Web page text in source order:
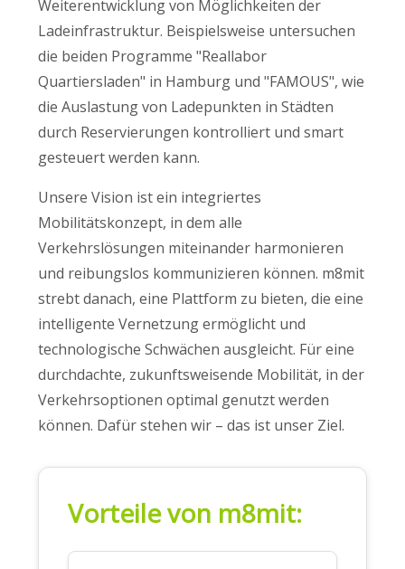
Weiterentwicklung von Möglichkeiten der
Ladeinfrastruktur. Beispielsweise untersuchen
die beiden Programme "Reallabor
Quartiersladen" in Hamburg und "FAMOUS", wie
die Auslastung von Ladepunkten in Städten
durch Reservierungen kontrolliert und smart
gesteuert werden kann.
Unsere Vision ist ein integriertes
Mobilitätskonzept, in dem alle
Verkehrslösungen miteinander harmonieren
und reibungslos kommunizieren können. m8mit
strebt danach, eine Plattform zu bieten, die eine
intelligente Vernetzung ermöglicht und
technologische Schwächen ausgleicht. Für eine
durchdachte, zukunftsweisende Mobilität, in der
Verkehrsoptionen optimal genutzt werden
können. Dafür stehen wir – das ist unser Ziel.
Vorteile von m8mit: